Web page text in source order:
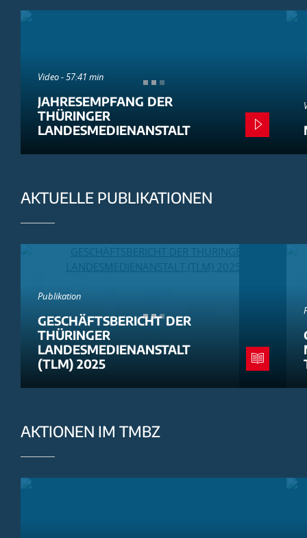
Video - 57:41 min
JAHRESEMPFANG DER
THÜRINGER
LANDESMEDIENANSTALT
AKTUELLE PUBLIKATIONEN
Publikation
GESCHÄFTSBERICHT DER
THÜRINGER
LANDESMEDIENANSTALT
(TLM) 2025
AKTIONEN IM TMBZ